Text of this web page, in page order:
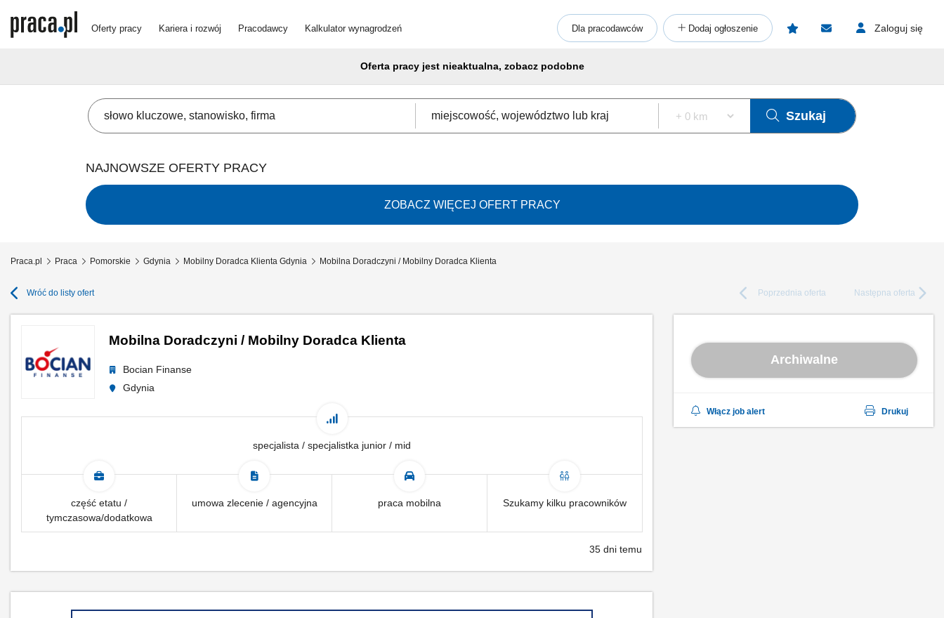
Oferty pracy Kariera i rozwój Pracodawcy Kalkulator wynagrodzeń Dla pracodawców Dodaj ogłoszenie Zaloguj się
Oferta pracy jest nieaktualna, zobacz podobne
Szukaj
NAJNOWSZE OFERTY PRACY
ZOBACZ WIĘCEJ OFERT PRACY
Praca.pl Praca Pomorskie Gdynia Mobilny Doradca Klienta Gdynia Mobilna Doradczyni / Mobilny Doradca Klienta
Wróć do listy ofert Poprzednia oferta Następna oferta
Mobilna Doradczyni / Mobilny Doradca Klienta
Bocian Finanse
Gdynia
specjalista / specjalistka junior / mid
część etatu /
tymczasowa/dodatkowa
umowa zlecenie / agencyjna praca mobilna Szukamy kilku pracowników
35 dni temu
Archiwalne
Włącz job alert Drukuj